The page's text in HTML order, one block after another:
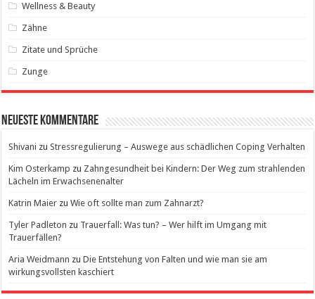
Wellness & Beauty
Zähne
Zitate und Sprüche
Zunge
Neueste Kommentare
Shivani zuStressregulierung – Auswege aus schädlichen Coping Verhalten
Kim Osterkamp zu Zahngesundheit bei Kindern: Der Weg zum strahlenden
Lächeln im Erwachsenenalter
Katrin Maier zuWie oft sollte man zum Zahnarzt?
Tyler Padleton zu Trauerfall: Was tun? – Wer hilft im Umgang mit
Trauerfällen?
Aria Weidmann zuDie Entstehung von Falten und wie man sie am
wirkungsvollsten kaschiert